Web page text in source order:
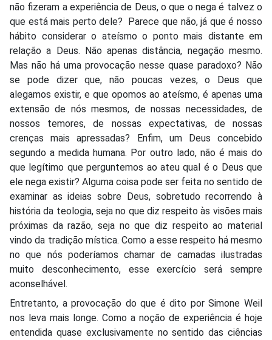
não fizeram a experiência de Deus, o que o nega é talvez o
que está mais perto dele? Parece que não, já que é nosso
hábito considerar o ateísmo o ponto mais distante em
relação a Deus. Não apenas distância, negação mesmo.
Mas não há uma provocação nesse quase paradoxo? Não
se pode dizer que, não poucas vezes, o Deus que
alegamos existir, e que opomos ao ateísmo, é apenas uma
extensão de nós mesmos, de nossas necessidades, de
nossos temores, de nossas expectativas, de nossas
crenças mais apressadas? Enfim, um Deus concebido
segundo a medida humana. Por outro lado, não é mais do
que legítimo que perguntemos ao ateu qual é o Deus que
ele nega existir? Alguma coisa pode ser feita no sentido de
examinar as ideias sobre Deus, sobretudo recorrendo à
história da teologia, seja no que diz respeito às visões mais
próximas da razão, seja no que diz respeito ao material
vindo da tradição mística. Como a esse respeito há mesmo
no que nós poderíamos chamar de camadas ilustradas
muito desconhecimento, esse exercício será sempre
aconselhável.
Entretanto, a provocação do que é dito por Simone Weil
nos leva mais longe. Como a noção de experiência é hoje
entendida quase exclusivamente no sentido das ciências